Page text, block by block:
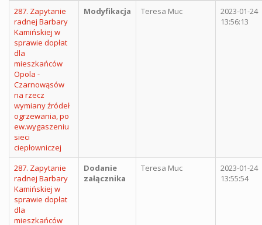
287. Zapytanie
radnej Barbary
Kamińskiej w
sprawie dopłat
dla
mieszkańców
Opola -
Czarnowąsów
na rzecz
wymiany źródeł
ogrzewania, po
ew.wygaszeniu
sieci
ciepłowniczej
Modyfikacja Teresa Muc
2023-01-24
13:56:13
287. Zapytanie
radnej Barbary
Kamińskiej w
sprawie dopłat
dla
mieszkańców
Dodanie
załącznika
Teresa Muc
2023-01-24
13:55:54